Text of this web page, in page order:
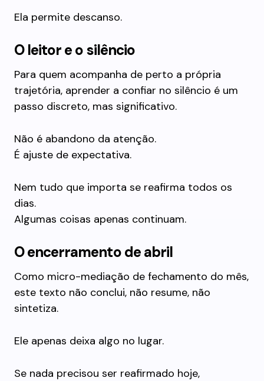
Ela permite descanso.
O leitor e o silêncio
Para quem acompanha de perto a própria
trajetória, aprender a confiar no silêncio é um
passo discreto, mas significativo.
Não é abandono da atenção.
É ajuste de expectativa.
Nem tudo que importa se reafirma todos os
dias.
Algumas coisas apenas continuam.
O encerramento de abril
Como micro-mediação de fechamento do mês,
este texto não conclui, não resume, não
sintetiza.
Ele apenas deixa algo no lugar.
Se nada precisou ser reafirmado hoje,